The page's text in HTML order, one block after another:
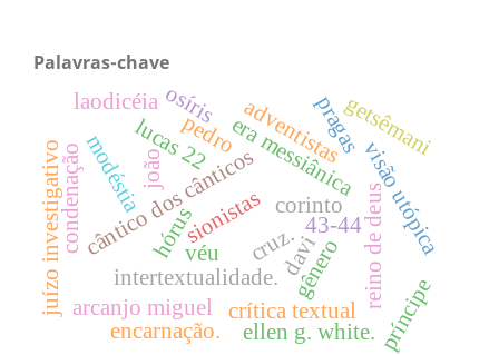
Palavras-chave
cântico dos cânticos 43-44
davi
intertextualidade. reino de deus
visão utópica
era messiânica
sionistas
adventistas
corinto
véu
gênero
modéstia
pragas
lucas 22
crítica textual
condenação
ellen g. white.
pedro
príncipe
arcanjo miguel
juízo investigativo
getsêmani
hórus
osíris
cruz.
joão
encarnação.
laodicéia